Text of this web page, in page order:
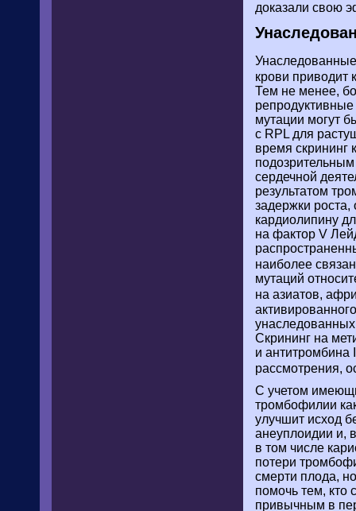
доказали свою
крови приводит
Тем не менее,
мутации могут
с RPL для
время
сердечной
результатом
задержки роста,
кардиолипину
на фактор V
наиболее
мутаций
на азиатов,
Скрининг на
и антитромбина
рассмотрения,
С учетом
тромбофилии
улучшит исход
анеуплоидии и,
в том числе
потери
смерти плода,
помочь тем, кто
привычным в